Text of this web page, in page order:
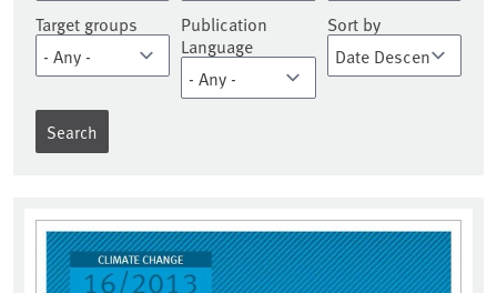
Target groups
Publication
Language
Sort by